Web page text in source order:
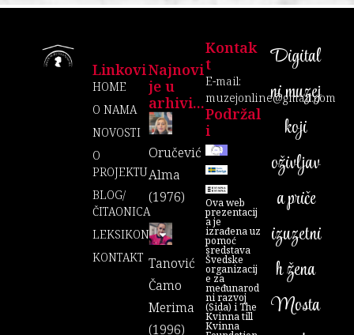
Linkovi
HOME
O NAMA
NOVOSTI
O
PROJEKTU
BLOG/
ČITAONICA
LEKSIKON
KONTAKT
Najnovi
je u
arhivi...
Oručević
Alma
(1976)
Tanović
Čamo
Merima
(1996)
Kontak
T
E-mail:
muzejonline@gmail.com
Podržal
I
Ova web
prezentacij
a je
izrađena uz
pomoć
sredstava
Švedske
organizacij
e za
međunarod
ni razvoj
(Sida) i The
Kvinna till
Kvinna
Digital
ni muzej
koji
oživljav
a priče
izuzetni
h žena
Mosta